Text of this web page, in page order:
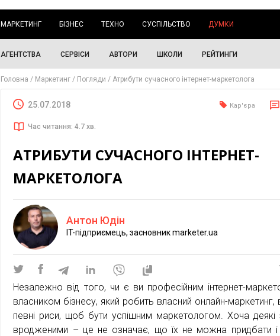
МАРКЕТИНГ БІЗНЕС ТЕХНО СУСПІЛЬСТВО ДУМКИ
АГЕНТСТВА СЕРВІСИ АВТОРИ ШКОЛИ РЕЙТИНГИ
Головна Маркетинг Погляди Атрибути сучасного інтернет-маркетолога
25.07.2018 Кар'єра
Час читання: 4.7 хв.
АТРИБУТИ СУЧАСНОГО ІНТЕРНЕТ-
МАРКЕТОЛОГА
Антон Юдін
IT-підприємець, засновник marketer.ua
1
Незалежно від того, чи є ви професійним інтернет-
власником бізнесу, який робить власний онлайн-маркетинг,
певні риси, щоб бути успішним маркетологом. Хоча
вродженими – це не означає, що їх не можна придбати і